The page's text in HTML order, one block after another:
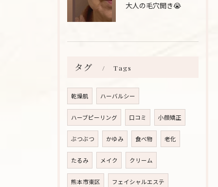
大人の毛穴開き😭
タグ Tags
乾燥肌 ハーバルシー
ハーブピーリング 口コミ 小顔矯正
ぶつぶつ かゆみ 食べ物 老化
たるみ メイク クリーム
熊本市東区 フェイシャルエステ